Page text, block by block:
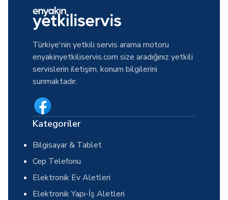
Türkiye'nin yetkili servis arama motoru
enyakinyetkiliservis.com size aradığınız yetkili
servislerin iletişim, konum bilgilerini
sunmaktadır.
Kategoriler
Bilgisayar & Tablet
Cep Telefonu
Elektronik Ev Aletleri
Elektronik Yapı-İş Aletleri